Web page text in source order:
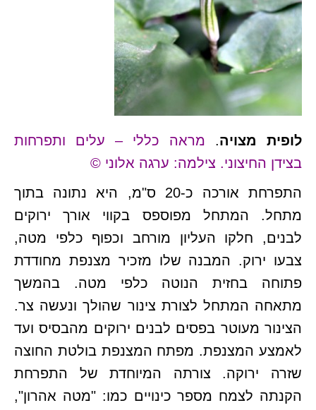
לופית מצויה. מראה כללי – עלים ותפרחות
בצידן החיצוני. צילמה: ערגה אלוני ©
התפרחת אורכה כ-20 ס"מ, היא נתונה בתוך
מתחל. המתחל מפוספס בקווי אורך ירוקים
לבנים, חלקו העליון מורחב וכפוף כלפי מטה,
צבעו ירוק. המבנה שלו מזכיר מצנפת מחודדת
פתוחה בחזית הנוטה כלפי מטה. בהמשך
מתאחה המתחל לצורת צינור שהולך ונעשה צר.
הצינור מעוטר בפסים לבנים ירוקים מהבסיס ועד
לאמצע המצנפת. מפתח המצנפת בולטת החוצה
שזרה ירוקה. צורתה המיוחדת של התפרחת
הקנתה לצמח מספר כינויים כמו: "מטה אהרון",